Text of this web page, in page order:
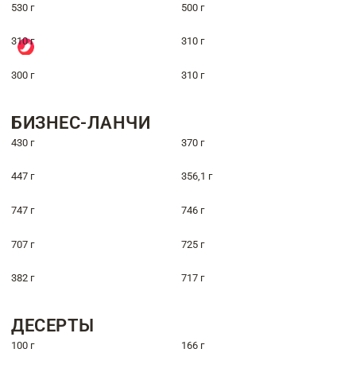
530 г 500 г
310 г 310 г
300 г 310 г
БИЗНЕС-ЛАНЧИ
430 г 370 г
447 г 356,1 г
747 г 746 г
707 г 725 г
382 г 717 г
ДЕСЕРТЫ
100 г 166 г